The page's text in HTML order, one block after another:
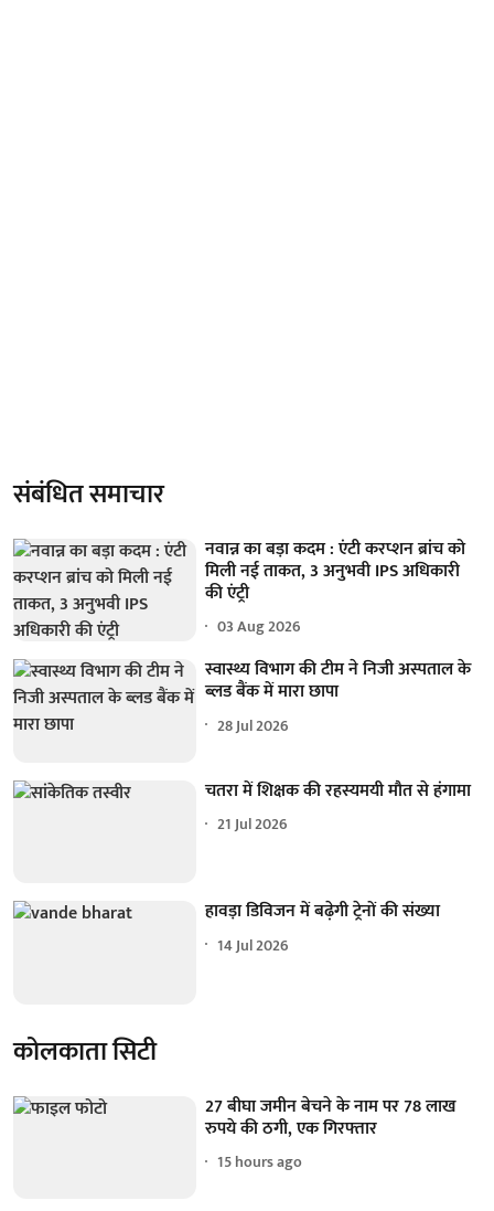
संबंधित समाचार
नवान्न का बड़ा कदम : एंटी करप्शन ब्रांच को
मिली नई ताकत, 3 अनुभवी IPS अधिकारी
की एंट्री
03 Aug 2026
स्वास्थ्य विभाग की टीम ने निजी अस्पताल के
ब्लड बैंक में मारा छापा
28 Jul 2026
चतरा में शिक्षक की रहस्यमयी मौत से हंगामा
21 Jul 2026
हावड़ा डिविजन में बढ़ेगी ट्रेनों की संख्या
14 Jul 2026
कोलकाता सिटी
27 बीघा जमीन बेचने के नाम पर 78 लाख
रुपये की ठगी, एक गिरफ्तार
15 hours ago